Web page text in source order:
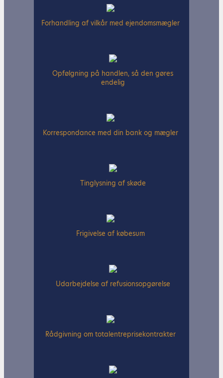
Forhandling af vilkår med ejendomsmægler
Opfølgning på handlen, så den gøres
endelig
Korrespondance med din bank og mægler
Tinglysning af skøde
Frigivelse af købesum
Udarbejdelse af refusionsopgørelse
Rådgivning om totalentreprisekontrakter